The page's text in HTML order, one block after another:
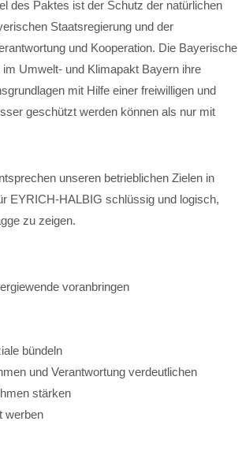
des Paktes ist der Schutz der natürlichen
Staatsregierung und der
und Kooperation. Die Bayerische
Umwelt- und Klimapakt Bayern ihre
mit Hilfe einer freiwilligen und
geschützt werden können als nur mit
unseren betrieblichen Zielen in
EYRICH-HALBIG schlüssig und logisch,
zu zeigen.
voranbringen
bündeln
und Verantwortung verdeutlichen
stärken
werben